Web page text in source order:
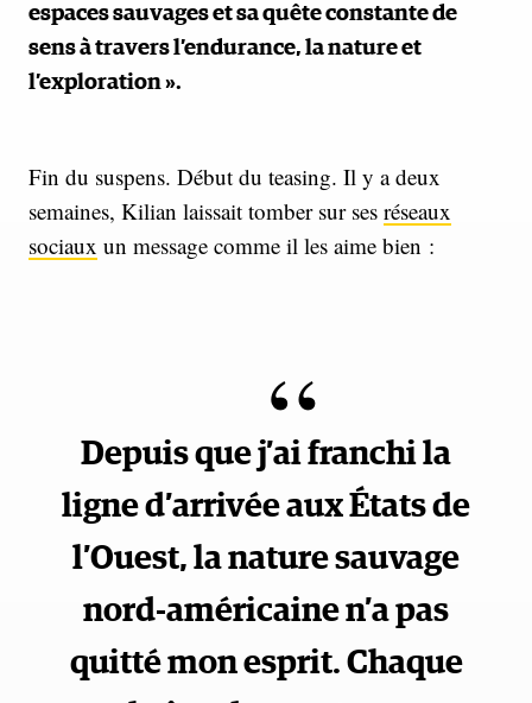
espaces sauvages et sa quête constante de
sens à travers l’endurance, la nature et
l’exploration ».
Fin du suspens. Début du teasing. Il y a deux
semaines, Kilian laissait tomber sur ses réseaux
sociaux un message comme il les aime bien :
Depuis que j’ai franchi la
ligne d’arrivée aux États de
l’Ouest, la nature sauvage
nord-américaine n’a pas
quitté mon esprit. Chaque